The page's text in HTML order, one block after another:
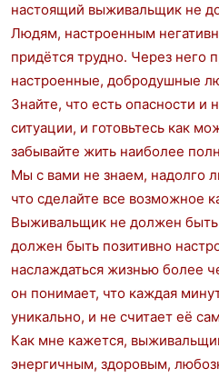
настоящий выживальщик не
Людям, настроенным
придётся трудно. Через него
настроенные, добродушные
Знайте, что есть опасности и
ситуации, и готовьтесь как
забывайте жить наиболее
Мы с вами не знаем, надолго
что сделайте все возможное
Выживальщик не должен быть
должен быть позитивно
наслаждаться жизнью более
он понимает, что каждая
уникально, и не считает её
Как мне кажется,
энергичным, здоровым,